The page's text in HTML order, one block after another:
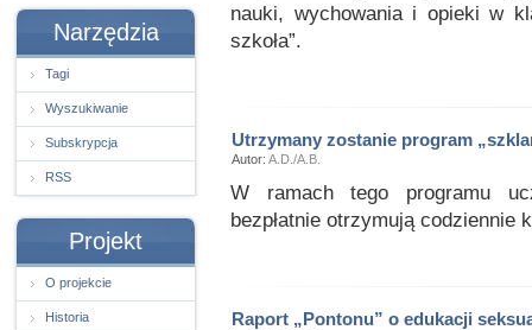
Narzędzia
Tagi
Wyszukiwanie
Subskrypcja
RSS
Projekt
O projekcie
Historia
nauki, wychowania i opieki w
szkoła”.
Utrzymany zostanie program
Autor: A.D./A.B.
W ramach tego programu
bezpłatnie otrzymują codziennie
Raport „Pontonu” o edukacji